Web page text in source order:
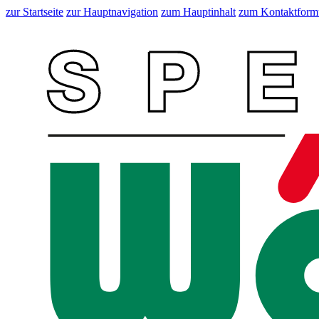
zur Startseite zur Hauptnavigation zum Hauptinhalt zum